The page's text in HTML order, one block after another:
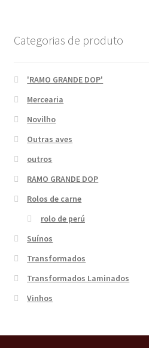
Categorias de produto
'RAMO GRANDE DOP'
Mercearia
Novilho
Outras aves
outros
RAMO GRANDE DOP
Rolos de carne
rolo de perú
Suínos
Transformados
Transformados Laminados
Vinhos